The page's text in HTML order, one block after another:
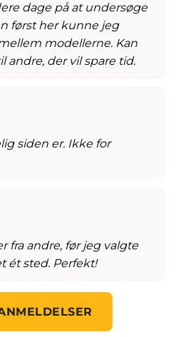
dage på at undersøge
først her kunne jeg
modellerne. Kan
andre, der vil spare tid.
siden er. Ikke for
fra andre, før jeg valgte
ét sted. Perfekt!